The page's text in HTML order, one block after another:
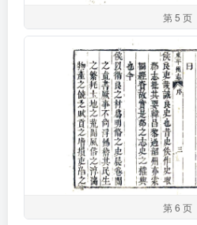
第 5 页
第 6 页